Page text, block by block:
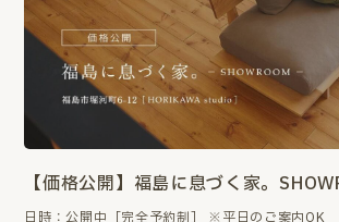
【価格公開】福島に息づく家。
日時：公開中［完全予約制］ ※平日のご案内OK